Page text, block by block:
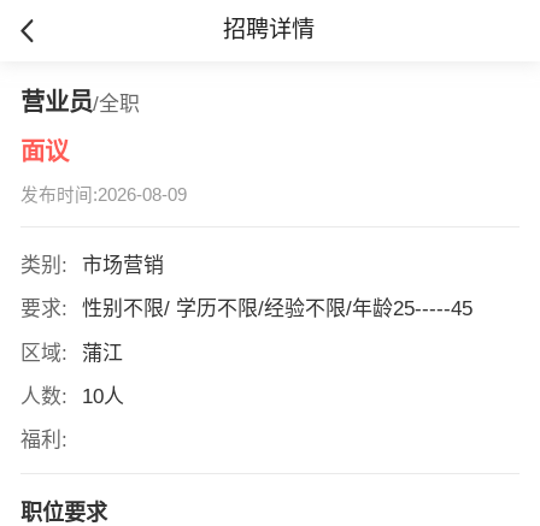
招聘详情
营业员/全职
面议
发布时间:2026-08-09
类别:
市场营销
要求:
性别不限/ 学历不限/经验不限/年龄25-----45
区域:
蒲江
人数:
10人
福利:
职位要求